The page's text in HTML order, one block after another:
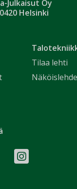
Julkaisut Oy
Helsinki
Tilaa lehti